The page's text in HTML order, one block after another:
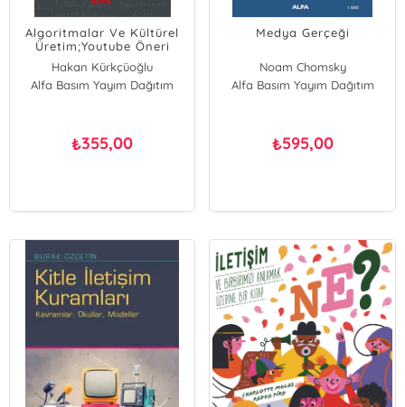
Algoritmalar Ve Kültürel
Üretim;Youtube Öneri
Sistemi Örneği
Hakan Kürkçüoğlu
Alfa Basım Yayım Dağıtım
₺355,00
Medya Gerçeği
Noam Chomsky
Alfa Basım Yayım Dağıtım
₺595,00